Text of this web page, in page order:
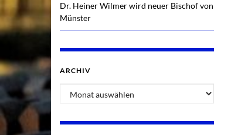
Dr. Heiner Wilmer wird neuer Bischof von
Münster
ARCHIV
Archiv